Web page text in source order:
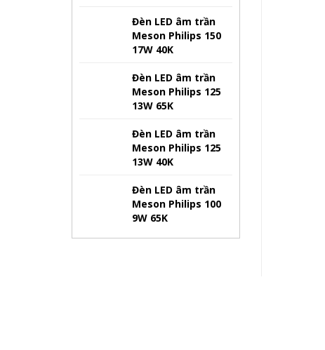
Đèn LED âm trần
Meson Philips 150
17W 40K
Đèn LED âm trần
Meson Philips 125
13W 65K
Đèn LED âm trần
Meson Philips 125
13W 40K
Đèn LED âm trần
Meson Philips 100
9W 65K